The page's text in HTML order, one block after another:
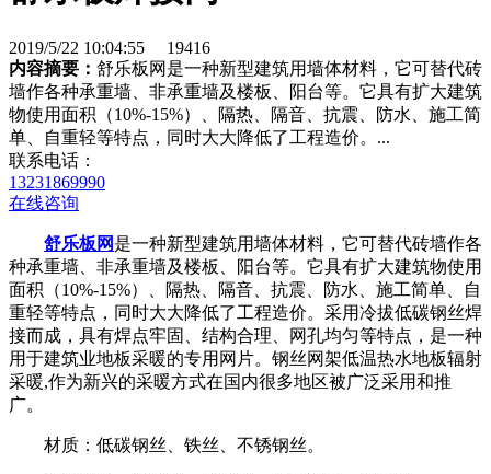
2019/5/22 10:04:55
19416
内容摘要： 舒乐板网是一种新型建筑用墙体材料，它可替代砖
墙作各种承重墙、非承重墙及楼板、阳台等。它具有扩大建筑
物使用面积（10%-15%）、隔热、隔音、抗震、防水、施工简
单、自重轻等特点，同时大大降低了工程造价。...
联系电话：
13231869990
在线咨询
舒乐板网是一种新型建筑用墙体材料，它可替代砖墙作各
种承重墙、非承重墙及楼板、阳台等。它具有扩大建筑物使用
面积（10%-15%）、隔热、隔音、抗震、防水、施工简单、自
重轻等特点，同时大大降低了工程造价。采用冷拔低碳钢丝焊
接而成，具有焊点牢固、结构合理、网孔均匀等特点，是一种
用于建筑业地板采暖的专用网片。钢丝网架低温热水地板辐射
采暖,作为新兴的采暖方式在国内很多地区被广泛采用和推
广。
材质：低碳钢丝、铁丝、不锈钢丝。